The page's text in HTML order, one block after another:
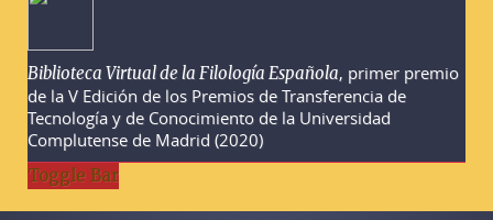
Biblioteca Virtual de la Filología Española, primer premio
de la V Edición de los Premios de Transferencia de
Tecnología y de Conocimiento de la Universidad
Complutense de Madrid (2020)
Toggle Bar